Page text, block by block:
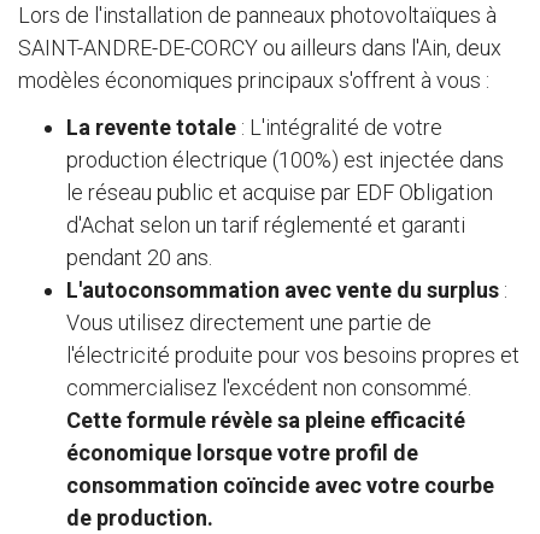
Lors de l'installation de panneaux photovoltaïques à
SAINT-ANDRE-DE-CORCY ou ailleurs dans l'Ain, deux
modèles économiques principaux s'offrent à vous :
La revente totale : L'intégralité de votre
production électrique (100%) est injectée dans
le réseau public et acquise par EDF Obligation
d'Achat selon un tarif réglementé et garanti
pendant 20 ans.
L'autoconsommation avec vente du surplus :
Vous utilisez directement une partie de
l'électricité produite pour vos besoins propres et
commercialisez l'excédent non consommé.
Cette formule révèle sa pleine efficacité
économique lorsque votre profil de
consommation coïncide avec votre courbe
de production.